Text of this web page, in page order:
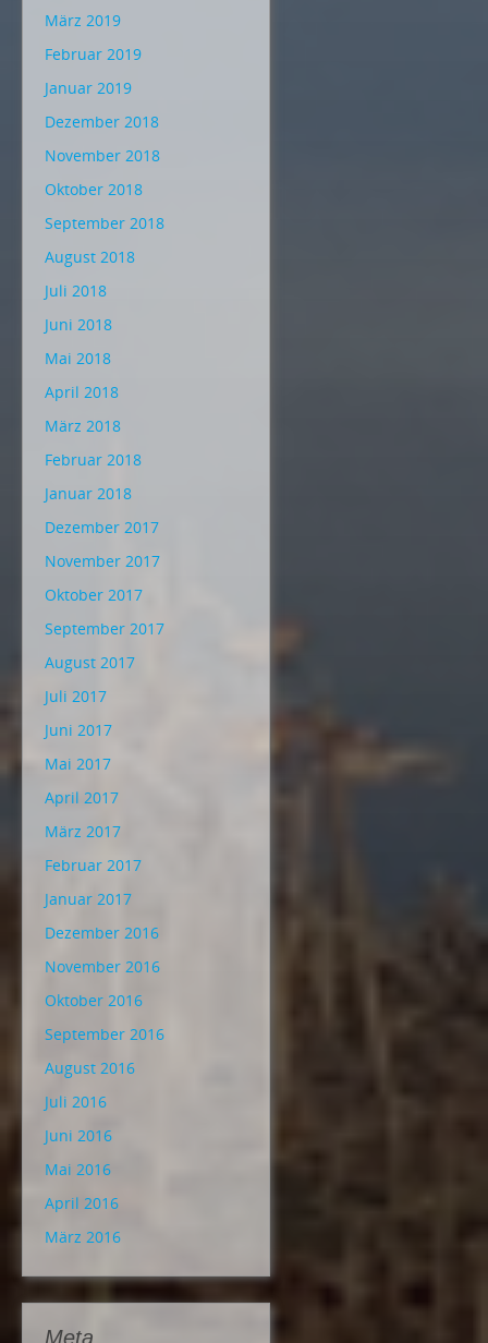
März 2019
Februar 2019
Januar 2019
Dezember 2018
November 2018
Oktober 2018
September 2018
August 2018
Juli 2018
Juni 2018
Mai 2018
April 2018
März 2018
Februar 2018
Januar 2018
Dezember 2017
November 2017
Oktober 2017
September 2017
August 2017
Juli 2017
Juni 2017
Mai 2017
April 2017
März 2017
Februar 2017
Januar 2017
Dezember 2016
November 2016
Oktober 2016
September 2016
August 2016
Juli 2016
Juni 2016
Mai 2016
April 2016
März 2016
Meta